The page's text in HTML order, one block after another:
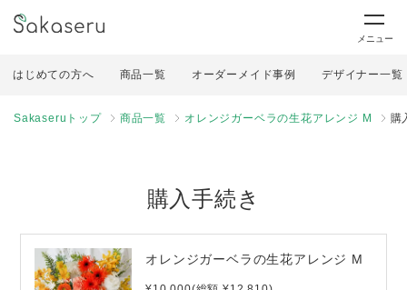
メニュー
はじめての方へ 商品一覧 オーダーメイド事例 デザイナー一覧
Sakaseruトップ 商品一覧 オレンジガーベラの生花アレンジ M 購
購入手続き
オレンジガーベラの生花アレンジ M